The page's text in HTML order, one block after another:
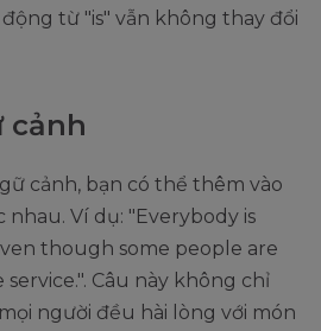
từ "is" vẫn không thay đổi
cảnh
cảnh, bạn có thể thêm vào
Ví dụ: "Everybody is
though some people are
Câu này không chỉ
người đều hài lòng với món